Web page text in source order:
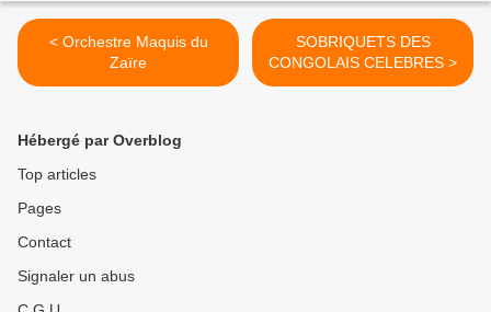
< Orchestre Maquis du
Zaïre
SOBRIQUETS DES
CONGOLAIS CELEBRES >
Hébergé par Overblog
Top articles
Pages
Contact
Signaler un abus